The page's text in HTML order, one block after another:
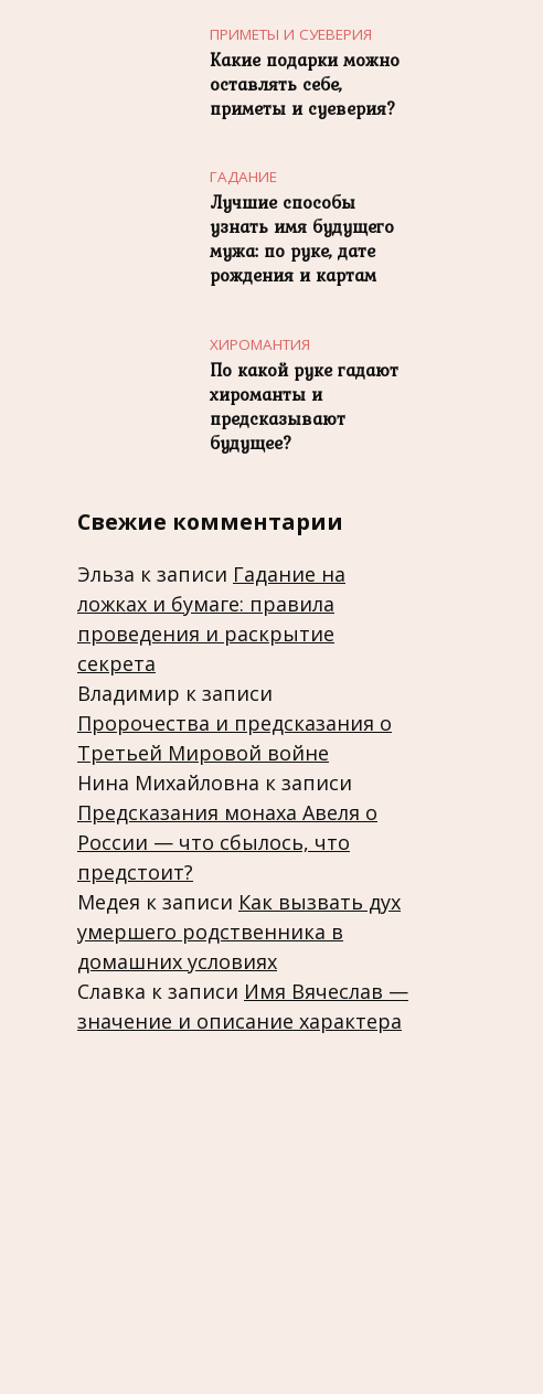
ПРИМЕТЫ И СУЕВЕРИЯ
Какие подарки можно
оставлять себе,
приметы и суеверия?
ГАДАНИЕ
Лучшие способы
узнать имя будущего
мужа: по руке, дате
рождения и картам
ХИРОМАНТИЯ
По какой руке гадают
хироманты и
предсказывают
будущее?
Свежие комментарии
Эльза к записи Гадание на
ложках и бумаге: правила
проведения и раскрытие
секрета
Владимир к записи
Пророчества и предсказания о
Третьей Мировой войне
Нина Михайловна к записи
Предсказания монаха Авеля о
России — что сбылось, что
предстоит?
Медея к записи Как вызвать дух
умершего родственника в
домашних условиях
Славка к записи Имя Вячеслав —
значение и описание характера